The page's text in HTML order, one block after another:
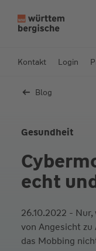
InKontakt Login
Blog
Gesundheit
echt
26.10.2022 -
von Angesicht
das Mobbing